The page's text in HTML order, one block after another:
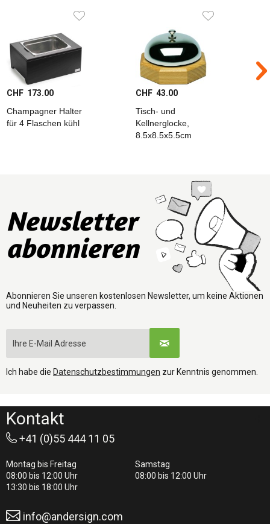
CHF 173.00
Champagner Halter
für 4 Flaschen kühl
CHF 43.00
Tisch- und
Kellnerglocke,
8.5x8.5x5.5cm
Newsletter
abonnieren
Abonnieren Sie unseren kostenlosen Newsletter, um keine Aktionen
und Neuheiten zu verpassen.
Ich habe die Datenschutzbestimmungen zur Kenntnis genommen.
Kontakt
+41 (0)55 444 11 05
Montag bis Freitag
08:00 bis 12:00 Uhr
13:30 bis 18:00 Uhr
Samstag
08:00 bis 12:00 Uhr
info@andersign.com